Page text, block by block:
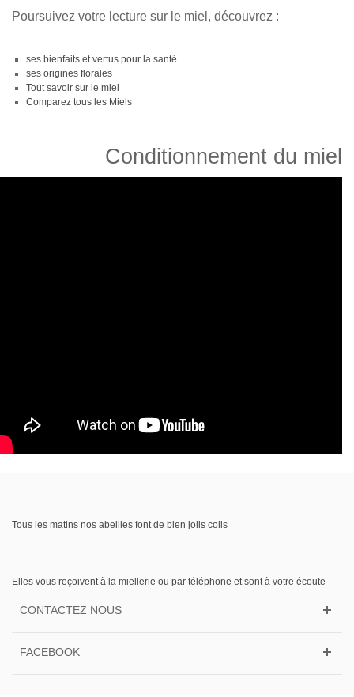
Poursuivez votre lecture sur le miel, découvrez :
ses bienfaits et vertus pour la santé
ses origines florales
Tout savoir sur le miel
Comparez tous les Miels
Conditionnement du miel
Tous les matins nos abeilles font de bien jolis colis
Elles vous reçoivent à la miellerie ou par téléphone et sont à votre écoute
CONTACTEZ NOUS
FACEBOOK